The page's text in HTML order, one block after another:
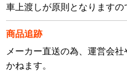
車上渡しが原則となりますの
商品追跡
メーカー直送の為、運営会
かねます。